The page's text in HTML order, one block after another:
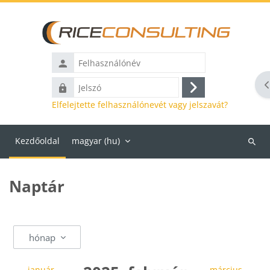
Felhasználónév
Jelszó
Belépés
Elfelejtette felhasználónevét vagy jelszavát?
Kezdőoldal magyar ‎(hu)‎
Naptár
hónap